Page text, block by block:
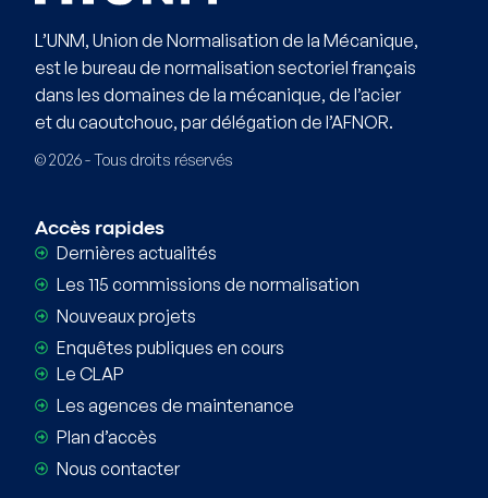
L’UNM, Union de Normalisation de la Mécanique,
est le bureau de normalisation sectoriel français
dans les domaines de la mécanique, de l’acier
et du caoutchouc, par délégation de l’AFNOR.
© 2026 - Tous droits réservés
Accès rapides
Dernières actualités
Les 115 commissions de normalisation
Nouveaux projets
Enquêtes publiques en cours
Le CLAP
Les agences de maintenance
Plan d’accès
Nous contacter